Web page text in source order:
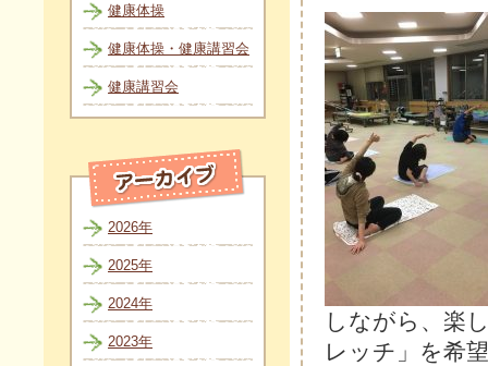
しながら、楽
レッチ」を希
健康体操
健康体操・健康講習会
健康講習会
2026年
2025年
2024年
2023年